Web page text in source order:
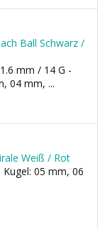
Ball Schwarz /
mm / 14 G -
04 mm, ...
Weiß / Rot
05 mm, 06